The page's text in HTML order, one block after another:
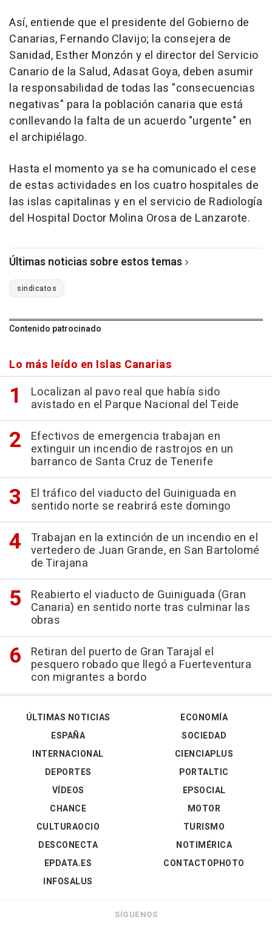
Así, entiende que el presidente del Gobierno de
Canarias, Fernando Clavijo; la consejera de
Sanidad, Esther Monzón y el director del Servicio
Canario de la Salud, Adasat Goya, deben asumir
la responsabilidad de todas las "consecuencias
negativas" para la población canaria que está
conllevando la falta de un acuerdo "urgente" en
el archipiélago.
Hasta el momento ya se ha comunicado el cese
de estas actividades en los cuatro hospitales de
las islas capitalinas y en el servicio de Radiología
del Hospital Doctor Molina Orosa de Lanzarote.
Últimas noticias sobre estos temas
sindicatos
Contenido patrocinado
Lo más leído en Islas Canarias
Localizan al pavo real que había sido
avistado en el Parque Nacional del Teide
Efectivos de emergencia trabajan en
extinguir un incendio de rastrojos en un
barranco de Santa Cruz de Tenerife
El tráfico del viaducto del Guiniguada en
sentido norte se reabrirá este domingo
Trabajan en la extinción de un incendio en el
vertedero de Juan Grande, en San Bartolomé
de Tirajana
Reabierto el viaducto de Guiniguada (Gran
Canaria) en sentido norte tras culminar las
obras
Retiran del puerto de Gran Tarajal el
pesquero robado que llegó a Fuerteventura
con migrantes a bordo
ÚLTIMAS NOTICIAS
ESPAÑA
INTERNACIONAL
DEPORTES
VÍDEOS
ECONOMÍA
SOCIEDAD
CIENCIAPLUS
PORTALTIC
EPSOCIAL
CHANCE
CULTURAOCIO
DESCONECTA
EPDATA.ES
INFOSALUS
MOTOR
TURISMO
NOTIMÉRICA
CONTACTOPHOTO
SÍGUENOS